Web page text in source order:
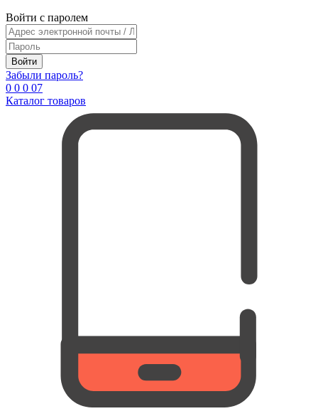
Войти с паролем
Войти
Забыли пароль?
0 0 0 07
Каталог товаров